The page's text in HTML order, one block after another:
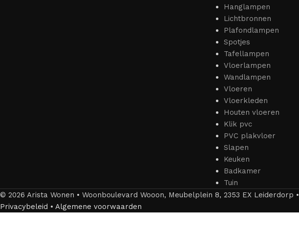
Hanglampen
Lichtbronnen
Plafondlampen
Spotjes
Tafellampen
Vloerlampen
Wandlampen
Vloeren
Vloerkleden
Houten vloeren
Klik pvc
PVC plakvloer
Slapen
Keuken
Badkamer
Tuin
© 2026 Arista Wonen • Woonboulevard Wooon, Meubelplein 8, 2353 EX Leiderdorp •
Privacybeleid • Algemene voorwaarden